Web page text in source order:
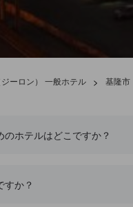
ーロン） 一般ホテル > 基隆市
ホテルはどこですか？
か？